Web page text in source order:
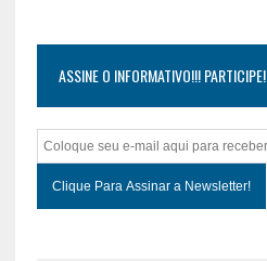
ASSINE O INFORMATIVO!!! PARTICIPE!